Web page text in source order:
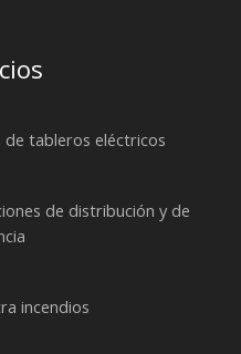
de tableros eléctricos
de distribución y de
incendios